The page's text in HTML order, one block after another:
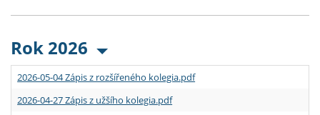
Rok 2026
2026-05-04 Zápis z rozšířeného kolegia.pdf
2026-04-27 Zápis z užšího kolegia.pdf